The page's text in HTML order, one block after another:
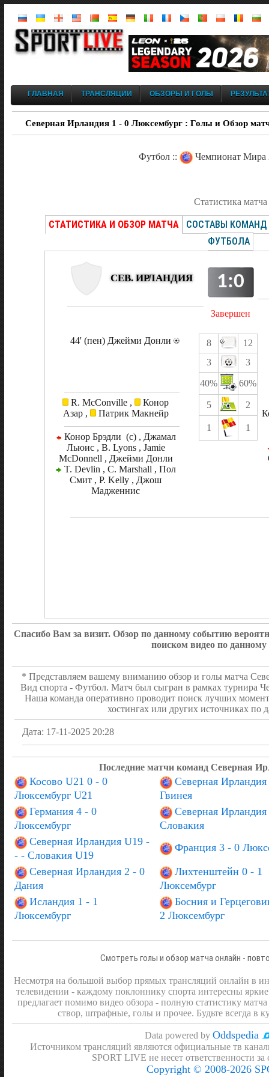
ГЛАВНАЯ ТРАНСЛЯЦИИ ОБЗОРЫ И ГОЛЫ
Северная Ирландия 1 - 0 Люксембург : Голы и Обзор
Футбол :: Чемпионат Мира
Статистика матча
СТАТИСТИКА И ОБЗОР МАТЧА
СОСТАВЫ КОМАНД
ФУТБОЛА
СЕВ. ИРЛАНДИЯ 1:0
Завершен
44' (пен) Джейми Донли
R. McConville ,
Конор
Азар ,
Патрик Макнейр
Конор Брэдли (c) , Джамал
Льюис , B. Lyons , Jamie
McDonnell , Джейми Донли
T. Devlin , C. Marshall , Пол
Смит , P. Kelly , Джош
Мадженнис
8
12
3
3
40% 60%
5 2
1 1
Спасибо Вам за визит. Обзор по данному событию
поиском видео по
* Представляем вашему вниманию обзор и голы матча
Вид спорта - Футбол. Матч был сыгран в рамках турнира
Наша команда оперативно проводит поиск лучших
хостингах или других источниках по
Дата: 17-11-2025 20:28
Последние матчи команд Северная
Косово U21 0 - 0
Люксембург U21
Северная
Гвинея
Германия 4 - 0
Люксембург
Северная
Словакия
Северная Ирландия U19 -
- - Словакия U19
Франция 3 - 0
Северная Ирландия 2 - 0
Дания
Лихтенштейн 0 - 1
Люксембург
Исландия 1 - 1
Люксембург
Босния и
2 Люксембург
Смотреть голы и обзор матча онлайн -
Несмотря на большой выбор прямых трансляций онлайн в
телевидении - каждому поклоннику спорта интересны
предлагает помимо видео обзора - полную статистику
створ, штрафные, голы и прочее. Будьте всегда в
Data powered byOddspedia
Источником трансляций являются официальные тв
SPORT LIVE не несет ответственности
Copyright © 2008-2026